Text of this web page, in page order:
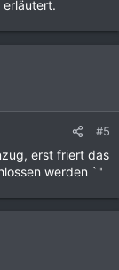
erläutert.
#5
erst friert das
werden `"